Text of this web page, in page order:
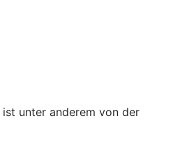
unter anderem von der